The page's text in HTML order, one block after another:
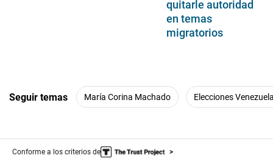
quitarle autoridad
en temas
migratorios
Seguir temas María Corina Machado Elecciones
Conforme a los criterios de